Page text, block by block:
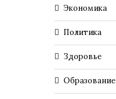
Экономика
Политика
Здоровье
Образование